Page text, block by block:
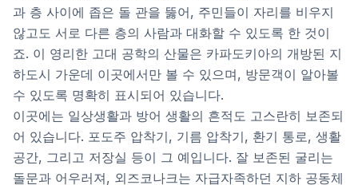
과 층 사이에 좁은 돌 관을 뚫어, 주민들이 자리를 비우지
않고도 서로 다른 층의 사람과 대화할 수 있도록 한 것이
죠. 이 영리한 고대 공학의 산물은 카파도키아의 개방된 지
하도시 가운데 이곳에서만 볼 수 있으며, 방문객이 알아볼
수 있도록 명확히 표시되어 있습니다.
이곳에는 일상생활과 방어 생활의 흔적도 고스란히 보존되
어 있습니다. 포도주 압착기, 기름 압착기, 환기 통로, 생활
공간, 그리고 저장실 등이 그 예입니다. 잘 보존된 굴리는
돌문과 어우러져, 외즈코나크는 자급자족하던 지하 공동체